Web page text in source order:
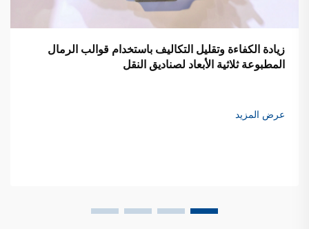
زيادة الكفاءة وتقليل التكاليف باستخدام قوالب الرمال
المطبوعة ثلاثية الأبعاد لصناديق النقل
عرض المزيد